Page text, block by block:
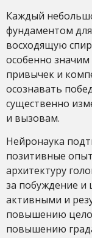
Каждый
фундаментом
восходящую
особенно
привычек и
осознавать
существенно
и вызовам.
Нейронаука
позитивные
архитектуру
за побуждение и
активными и
повышению
повышению